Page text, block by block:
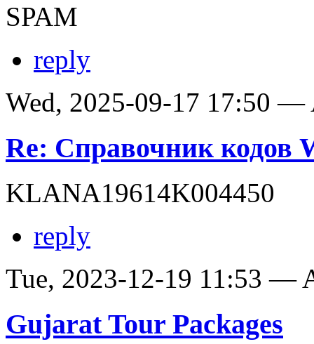
SPAM
reply
Wed, 2025-09-17 17:50 —
Re: Справочник кодов
KLANA19614K004450
reply
Tue, 2023-12-19 11:53 —
Gujarat Tour Packages